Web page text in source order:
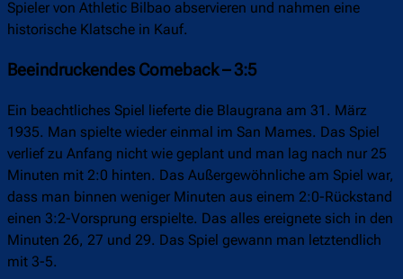
Spieler von Athletic Bilbao abservieren und nahmen eine
historische Klatsche in Kauf.
Beeindruckendes Comeback – 3:5
Ein beachtliches Spiel lieferte die Blaugrana am 31. März
1935. Man spielte wieder einmal im San Mames. Das Spiel
verlief zu Anfang nicht wie geplant und man lag nach nur 25
Minuten mit 2:0 hinten. Das Außergewöhnliche am Spiel war,
dass man binnen weniger Minuten aus einem 2:0-Rückstand
einen 3:2-Vorsprung erspielte. Das alles ereignete sich in den
Minuten 26, 27 und 29. Das Spiel gewann man letztendlich
mit 3-5.